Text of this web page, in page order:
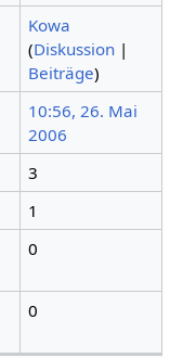
Kowa
(Diskussion |
Beiträge)
10:56, 26. Mai
2006
3
1
0
0